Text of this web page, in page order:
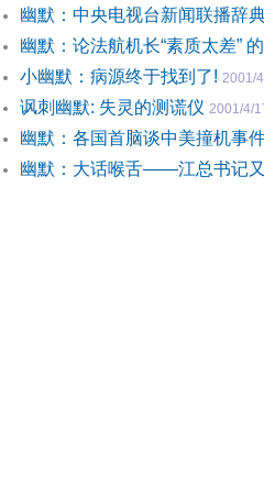
幽默：中央电视台新闻联播辞
幽默：论法航机长“素质太差”
小幽默：病源终于找到了! 2001/
讽刺幽默: 失灵的测谎仪 2001/4/
幽默：各国首脑谈中美撞机事
幽默：大话喉舌——江总书记又